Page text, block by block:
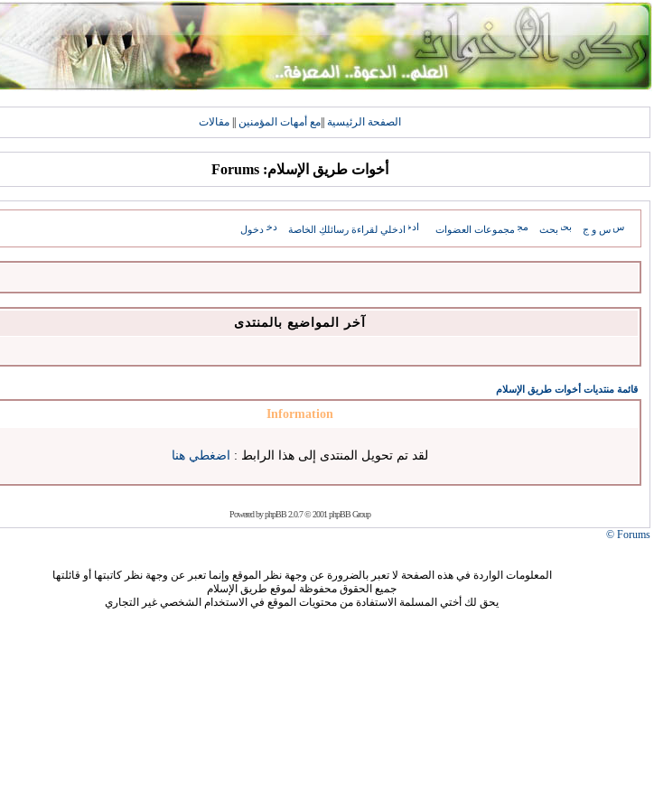
الصفحة الرئيسية مع أمهات المؤمنين مقالات
أخوات طريق الإسلام: Forums
س و ج بحث مجموعات العضوات ادخلي لقراءة رسائلكِ الخاصة دخول
آخر المواضيع بالمنتدى
قائمة منتديات أخوات طريق الإسلام
Information
لقد تم تحويل المنتدى إلى هذا الرابط : اضغطي هنا
Powered byphpBB2.0.7 © 2001 phpBB Group
Forums ©
المعلومات الواردة في هذه الصفحة لا تعبر بالضرورة عن وجهة نظر الموقع وإنما تعبر عن وجهة نظر كاتبتها أو قائلتها
جميع الحقوق محفوظة لموقع طريق الإسلام
يحق لك أختي المسلمة الاستفادة من محتويات الموقع في الاستخدام الشخصي غير التجاري